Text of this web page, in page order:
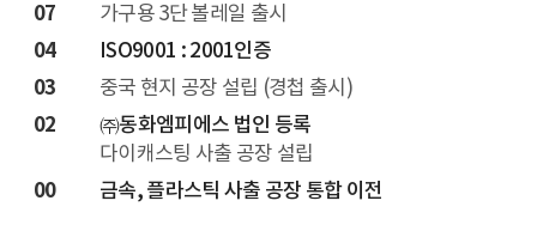
07 가구용 3단 볼레일 출시
04 ISO9001 : 2001인증
03 중국 현지 공장 설립 (경첩 출시)
02
㈜동화엠피에스 법인 등록
다이캐스팅 사출 공장 설립
00 금속, 플라스틱 사출 공장 통합 이전